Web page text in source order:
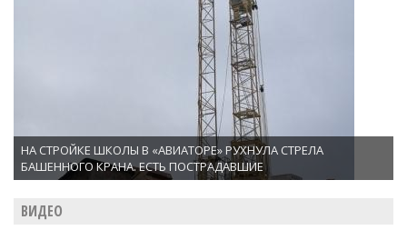
НА СТРОЙКЕ ШКОЛЫ В «АВИАТОРЕ» РУХНУЛА СТРЕЛА
БАШЕННОГО КРАНА. ЕСТЬ ПОСТРАДАВШИЕ
ВИДЕО